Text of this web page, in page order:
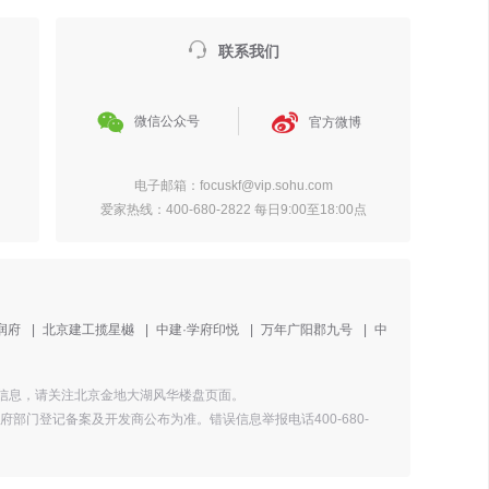
 联系我们
 微信公众号  官方微博
电子邮箱：focuskf@vip.sohu.com
爱家热线：400-680-2822 每日9:00至18:00点
府 北京建工揽星樾 中建·学府印悦 万年广阳郡九号 中
，请关注北京金地大湖风华楼盘页面。
部门登记备案及开发商公布为准。错误信息举报电话400-680-